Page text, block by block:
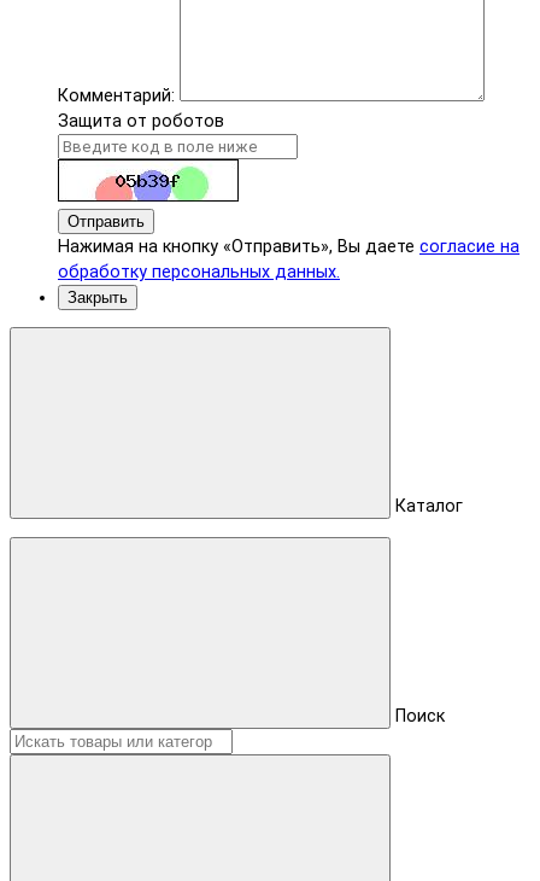
Комментарий:
Защита от роботов
Отправить
Нажимая на кнопку «Отправить», Вы даете согласие на
обработку персональных данных.
Закрыть
Каталог
Поиск